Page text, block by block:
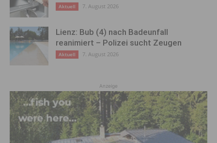
Aktuell 7. August 2026
Lienz: Bub (4) nach Badeunfall
reanimiert – Polizei sucht Zeugen
Aktuell 7. August 2026
Anzeige